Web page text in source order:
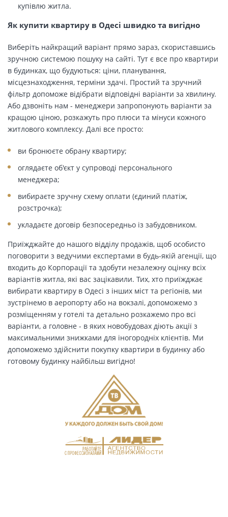
купівлю житла.
Як купити квартиру в Одесі швидко та вигідно
Виберіть найкращий варіант прямо зараз, скориставшись
зручною системою пошуку на сайті. Тут є все про квартири
в будинках, що будуються: ціни, планування,
місцезнаходження, терміни здачі. Простий та зручний
фільтр допоможе відібрати відповідні варіанти за хвилину.
Або дзвоніть нам - менеджери запропонують варіанти за
кращою ціною, розкажуть про плюси та мінуси кожного
житлового комплексу. Далі все просто:
ви бронюєте обрану квартиру;
оглядаєте об'єкт у супроводі персонального
менеджера;
вибираєте зручну схему оплати (єдиний платіж,
розстрочка);
укладаєте договір безпосередньо із забудовником.
Приїжджайте до нашого відділу продажів, щоб особисто
поговорити з ведучими експертами в будь-якій агенції, що
входить до Корпорації та здобути незалежну оцінку всіх
варіантів житла, які вас зацікавили. Тих, хто приїжджає
вибирати квартиру в Одесі з інших міст та регіонів, ми
зустрінемо в аеропорту або на вокзалі, допоможемо з
розміщенням у готелі та детально розкажемо про всі
варіанти, а головне - в яких новобудовах діють акції з
максимальними знижками для іногородніх клієнтів. Ми
допоможемо здійснити покупку квартири в будинку або
готовому будинку найбільш вигідно!